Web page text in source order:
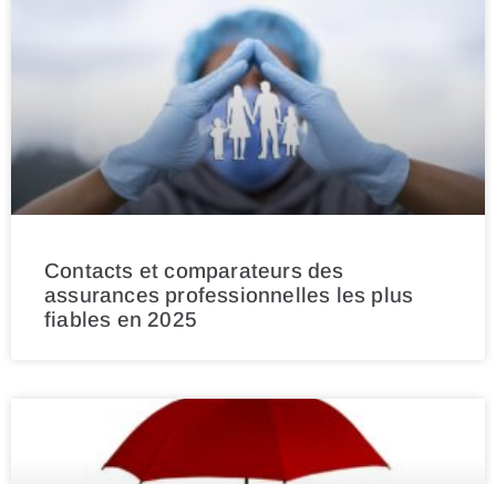
Contacts et comparateurs des
assurances professionnelles les plus
fiables en 2025